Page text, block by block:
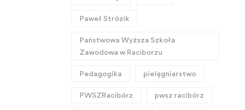
Paweł Strózik
Państwowa Wyższa Szkoła
Zawodowa w Raciborzu
Pedagogika pielęgniarstwo
PWSZRacibórz pwsz racibórz